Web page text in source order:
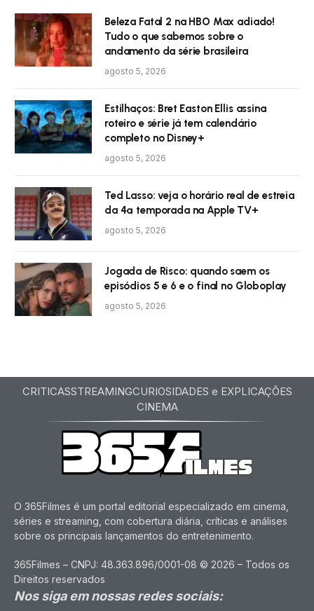
Beleza Fatal 2 na HBO Max adiado!
Tudo o que sabemos sobre o
andamento da série brasileira
agosto 5, 2026
Estilhaços: Bret Easton Ellis assina
roteiro e série já tem calendário
completo no Disney+
agosto 5, 2026
Ted Lasso: veja o horário real de estreia
da 4ª temporada na Apple TV+
agosto 5, 2026
Jogada de Risco: quando saem os
episódios 5 e 6 e o final no Globoplay
agosto 5, 2026
CRITICASSTREAMINGCURIOSIDADES e EXPLICAÇÕES
CINEMA
O 365Filmes é um portal editorial especializado em cinema,
séries e streaming, com cobertura diária, críticas e análises
sobre os principais lançamentos do entretenimento.
365Filmes – CNPJ: 48.363.896/0001-08 © 2026 – Todos os
Direitos reservados
Nos siga em nossas redes sociais: